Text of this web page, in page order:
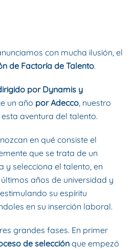
con mucha ilusión, el
de Factoría de Talento.
por Dynamis y
un año por Adecco, nuestro
aventura del talento.
en qué consiste el
que se trata de un
y selecciona el talento, en
años de universidad y
su espíritu
en su inserción laboral.
grandes fases. En primer
de selección que empezó